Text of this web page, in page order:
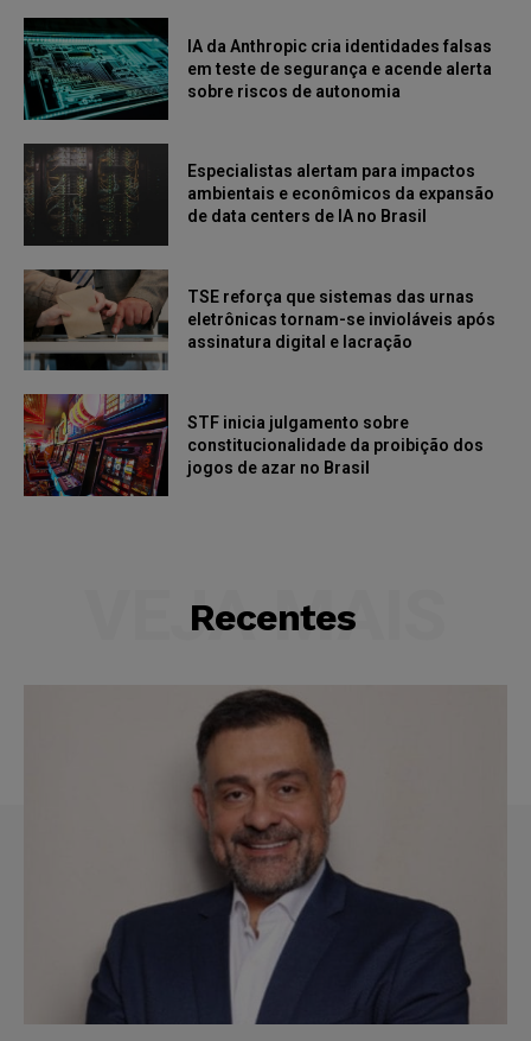
IA da Anthropic cria identidades falsas
em teste de segurança e acende alerta
sobre riscos de autonomia
Especialistas alertam para impactos
ambientais e econômicos da expansão
de data centers de IA no Brasil
TSE reforça que sistemas das urnas
eletrônicas tornam-se invioláveis após
assinatura digital e lacração
STF inicia julgamento sobre
constitucionalidade da proibição dos
jogos de azar no Brasil
Recentes
VEJA MAIS